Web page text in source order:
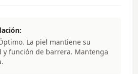
La piel mantiene su
y función de barrera. Mantenga